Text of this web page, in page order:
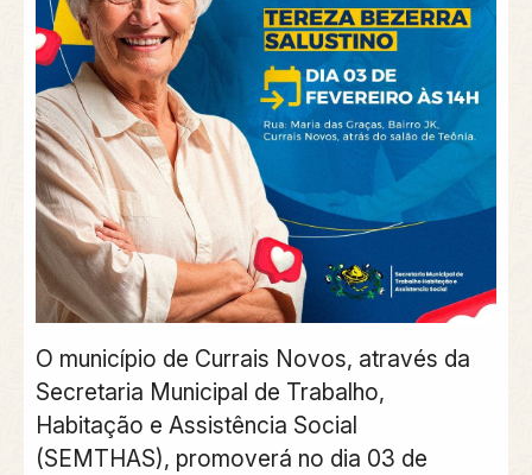
O município de Currais Novos, através da
Secretaria Municipal de Trabalho,
Habitação e Assistência Social
(SEMTHAS), promoverá no dia 03 de